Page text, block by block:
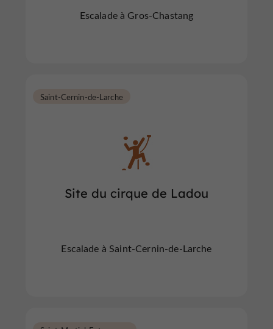
Escalade à Gros-Chastang
Site du cirque de Ladou
Saint-Cernin-de-Larche
Escalade à Saint-Cernin-de-Larche